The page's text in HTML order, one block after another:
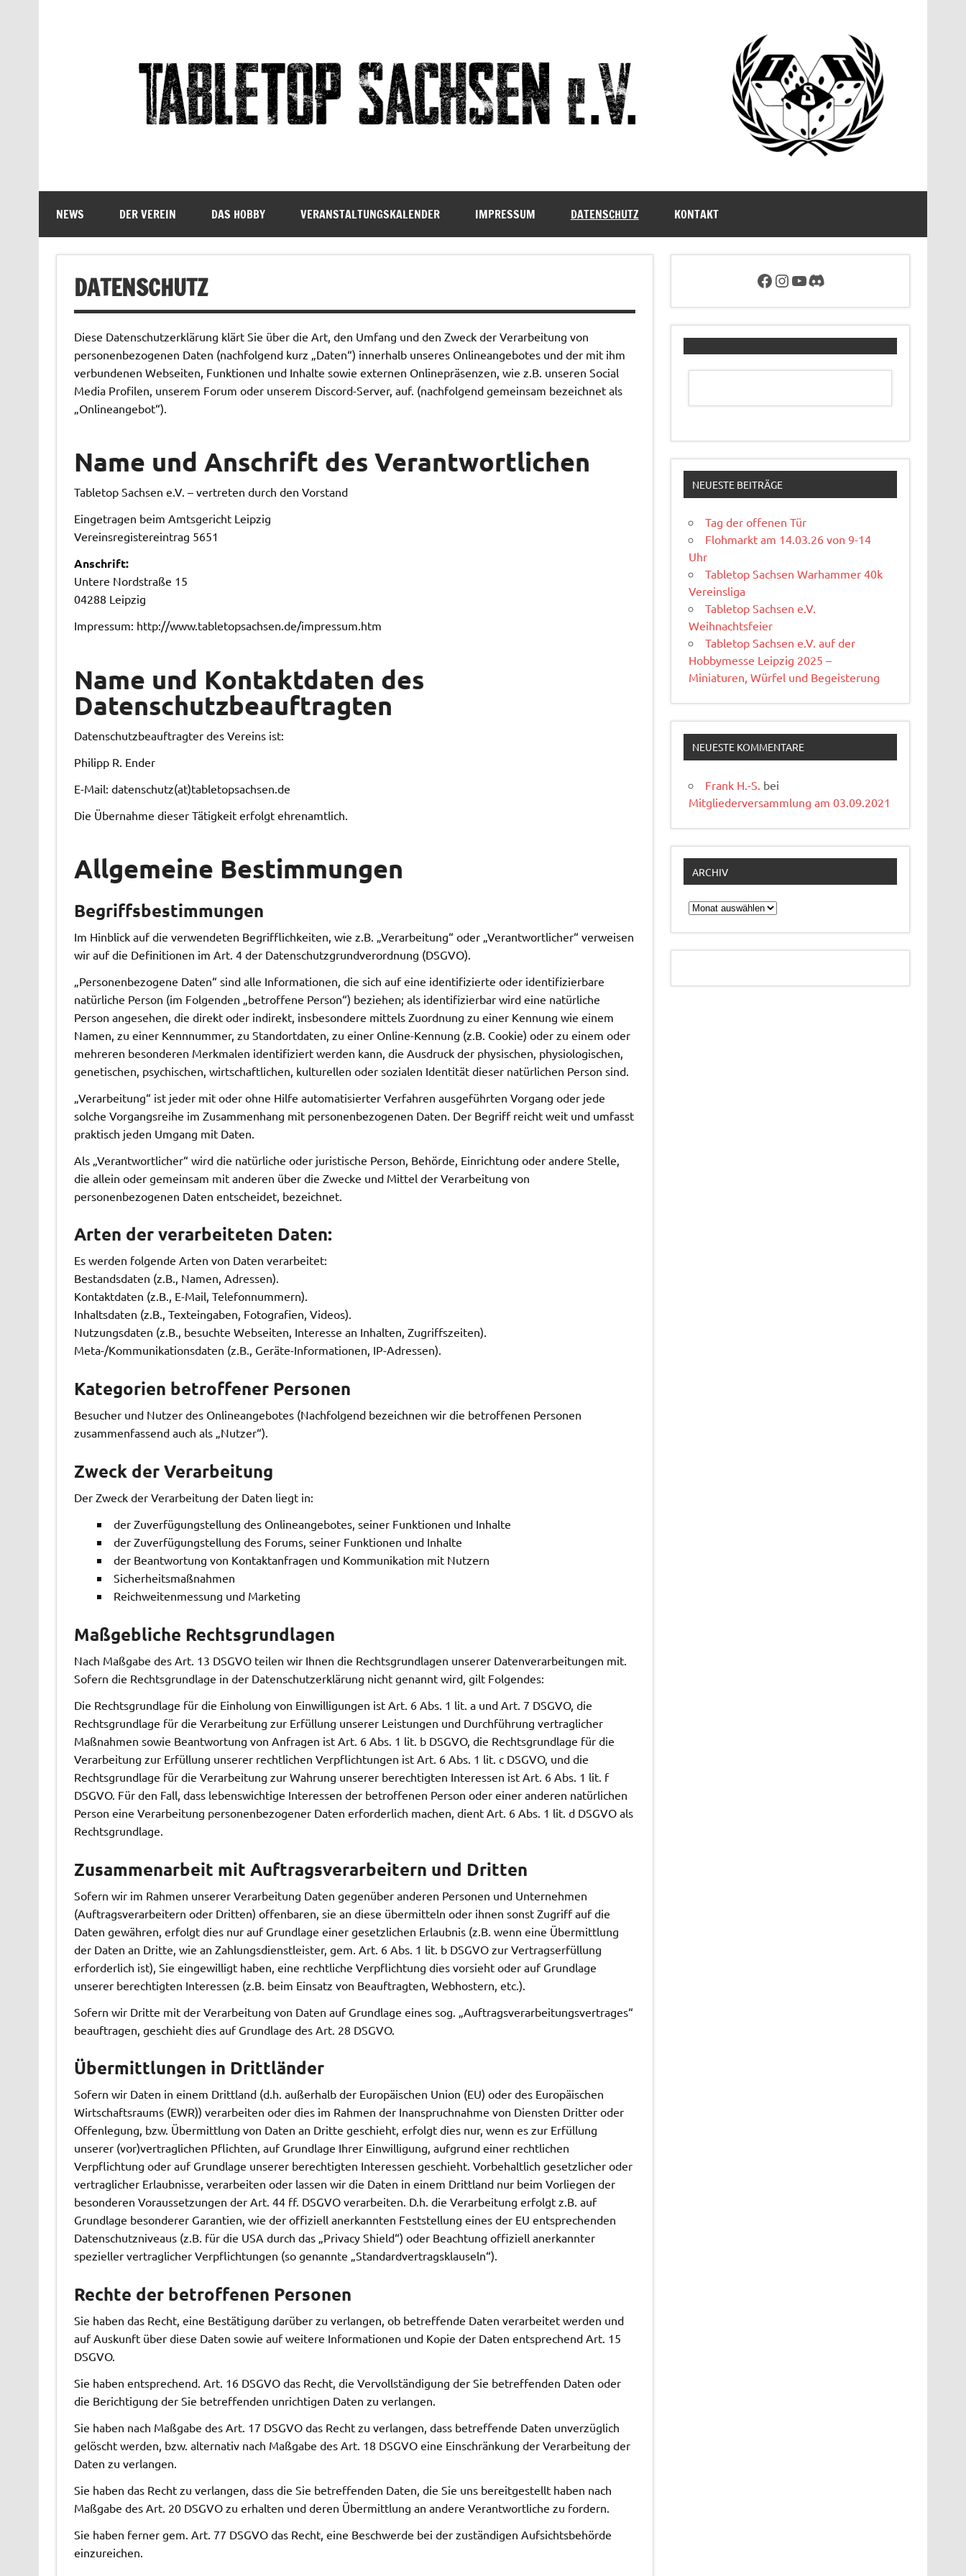
NEWS DER VEREIN DAS HOBBY VERANSTALTUNGSKALENDER IMPRESSUM DATENSCHUTZ KONTAKT
DATENSCHUTZ
Diese Datenschutzerklärung klärt Sie über die Art, den Umfang und den Zweck der Verarbeitung von
personenbezogenen Daten (nachfolgend kurz „Daten“) innerhalb unseres Onlineangebotes und der mit ihm
verbundenen Webseiten, Funktionen und Inhalte sowie externen Onlinepräsenzen, wie z.B. unseren Social
Media Profilen, unserem Forum oder unserem Discord-Server, auf. (nachfolgend gemeinsam bezeichnet als
„Onlineangebot“).
Name und Anschrift des Verantwortlichen
Tabletop Sachsen e.V. – vertreten durch den Vorstand
Eingetragen beim Amtsgericht Leipzig
Vereinsregistereintrag 5651
Anschrift:
Untere Nordstraße 15
04288 Leipzig
Impressum: http://www.tabletopsachsen.de/impressum.htm
Name und Kontaktdaten des
Datenschutzbeauftragten
Datenschutzbeauftragter des Vereins ist:
Philipp R. Ender
E-Mail: datenschutz(at)tabletopsachsen.de
Die Übernahme dieser Tätigkeit erfolgt ehrenamtlich.
Allgemeine Bestimmungen
Begriffsbestimmungen
Im Hinblick auf die verwendeten Begrifflichkeiten, wie z.B. „Verarbeitung“ oder „Verantwortlicher“ verweisen
wir auf die Definitionen im Art. 4 der Datenschutzgrundverordnung (DSGVO).
„Personenbezogene Daten“ sind alle Informationen, die sich auf eine identifizierte oder identifizierbare
natürliche Person (im Folgenden „betroffene Person“) beziehen; als identifizierbar wird eine natürliche
Person angesehen, die direkt oder indirekt, insbesondere mittels Zuordnung zu einer Kennung wie einem
Namen, zu einer Kennnummer, zu Standortdaten, zu einer Online-Kennung (z.B. Cookie) oder zu einem oder
mehreren besonderen Merkmalen identifiziert werden kann, die Ausdruck der physischen, physiologischen,
genetischen, psychischen, wirtschaftlichen, kulturellen oder sozialen Identität dieser natürlichen Person sind.
„Verarbeitung“ ist jeder mit oder ohne Hilfe automatisierter Verfahren ausgeführten Vorgang oder jede
solche Vorgangsreihe im Zusammenhang mit personenbezogenen Daten. Der Begriff reicht weit und umfasst
praktisch jeden Umgang mit Daten.
Als „Verantwortlicher“ wird die natürliche oder juristische Person, Behörde, Einrichtung oder andere Stelle,
die allein oder gemeinsam mit anderen über die Zwecke und Mittel der Verarbeitung von
personenbezogenen Daten entscheidet, bezeichnet.
Arten der verarbeiteten Daten:
Es werden folgende Arten von Daten verarbeitet:
Bestandsdaten (z.B., Namen, Adressen).
Kontaktdaten (z.B., E-Mail, Telefonnummern).
Inhaltsdaten (z.B., Texteingaben, Fotografien, Videos).
Nutzungsdaten (z.B., besuchte Webseiten, Interesse an Inhalten, Zugriffszeiten).
Meta-/Kommunikationsdaten (z.B., Geräte-Informationen, IP-Adressen).
Kategorien betroffener Personen
Besucher und Nutzer des Onlineangebotes (Nachfolgend bezeichnen wir die betroffenen Personen
zusammenfassend auch als „Nutzer“).
Zweck der Verarbeitung
Der Zweck der Verarbeitung der Daten liegt in:
der Zuverfügungstellung des Onlineangebotes, seiner Funktionen und Inhalte
der Zuverfügungstellung des Forums, seiner Funktionen und Inhalte
der Beantwortung von Kontaktanfragen und Kommunikation mit Nutzern
Sicherheitsmaßnahmen
Reichweitenmessung und Marketing
Maßgebliche Rechtsgrundlagen
Nach Maßgabe des Art. 13 DSGVO teilen wir Ihnen die Rechtsgrundlagen unserer Datenverarbeitungen mit.
Sofern die Rechtsgrundlage in der Datenschutzerklärung nicht genannt wird, gilt Folgendes:
Die Rechtsgrundlage für die Einholung von Einwilligungen ist Art. 6 Abs. 1 lit. a und Art. 7 DSGVO, die
Rechtsgrundlage für die Verarbeitung zur Erfüllung unserer Leistungen und Durchführung vertraglicher
Maßnahmen sowie Beantwortung von Anfragen ist Art. 6 Abs. 1 lit. b DSGVO, die Rechtsgrundlage für die
Verarbeitung zur Erfüllung unserer rechtlichen Verpflichtungen ist Art. 6 Abs. 1 lit. c DSGVO, und die
Rechtsgrundlage für die Verarbeitung zur Wahrung unserer berechtigten Interessen ist Art. 6 Abs. 1 lit. f
DSGVO. Für den Fall, dass lebenswichtige Interessen der betroffenen Person oder einer anderen natürlichen
Person eine Verarbeitung personenbezogener Daten erforderlich machen, dient Art. 6 Abs. 1 lit. d DSGVO als
Rechtsgrundlage.
Zusammenarbeit mit Auftragsverarbeitern und Dritten
Sofern wir im Rahmen unserer Verarbeitung Daten gegenüber anderen Personen und Unternehmen
(Auftragsverarbeitern oder Dritten) offenbaren, sie an diese übermitteln oder ihnen sonst Zugriff auf die
Daten gewähren, erfolgt dies nur auf Grundlage einer gesetzlichen Erlaubnis (z.B. wenn eine Übermittlung
der Daten an Dritte, wie an Zahlungsdienstleister, gem. Art. 6 Abs. 1 lit. b DSGVO zur Vertragserfüllung
erforderlich ist), Sie eingewilligt haben, eine rechtliche Verpflichtung dies vorsieht oder auf Grundlage
unserer berechtigten Interessen (z.B. beim Einsatz von Beauftragten, Webhostern, etc.).
Sofern wir Dritte mit der Verarbeitung von Daten auf Grundlage eines sog. „Auftragsverarbeitungsvertrages“
beauftragen, geschieht dies auf Grundlage des Art. 28 DSGVO.
Übermittlungen in Drittländer
Sofern wir Daten in einem Drittland (d.h. außerhalb der Europäischen Union (EU) oder des Europäischen
Wirtschaftsraums (EWR)) verarbeiten oder dies im Rahmen der Inanspruchnahme von Diensten Dritter oder
Offenlegung, bzw. Übermittlung von Daten an Dritte geschieht, erfolgt dies nur, wenn es zur Erfüllung
unserer (vor)vertraglichen Pflichten, auf Grundlage Ihrer Einwilligung, aufgrund einer rechtlichen
Verpflichtung oder auf Grundlage unserer berechtigten Interessen geschieht. Vorbehaltlich gesetzlicher oder
vertraglicher Erlaubnisse, verarbeiten oder lassen wir die Daten in einem Drittland nur beim Vorliegen der
besonderen Voraussetzungen der Art. 44 ff. DSGVO verarbeiten. D.h. die Verarbeitung erfolgt z.B. auf
Grundlage besonderer Garantien, wie der offiziell anerkannten Feststellung eines der EU entsprechenden
Datenschutzniveaus (z.B. für die USA durch das „Privacy Shield“) oder Beachtung offiziell anerkannter
spezieller vertraglicher Verpflichtungen (so genannte „Standardvertragsklauseln“).
Rechte der betroffenen Personen
Sie haben das Recht, eine Bestätigung darüber zu verlangen, ob betreffende Daten verarbeitet werden und
auf Auskunft über diese Daten sowie auf weitere Informationen und Kopie der Daten entsprechend Art. 15
DSGVO.
Sie haben entsprechend. Art. 16 DSGVO das Recht, die Vervollständigung der Sie betreffenden Daten oder
die Berichtigung der Sie betreffenden unrichtigen Daten zu verlangen.
Sie haben nach Maßgabe des Art. 17 DSGVO das Recht zu verlangen, dass betreffende Daten unverzüglich
gelöscht werden, bzw. alternativ nach Maßgabe des Art. 18 DSGVO eine Einschränkung der Verarbeitung der
Daten zu verlangen.
Sie haben das Recht zu verlangen, dass die Sie betreffenden Daten, die Sie uns bereitgestellt haben nach
Maßgabe des Art. 20 DSGVO zu erhalten und deren Übermittlung an andere Verantwortliche zu fordern.
Sie haben ferner gem. Art. 77 DSGVO das Recht, eine Beschwerde bei der zuständigen Aufsichtsbehörde
einzureichen.
Facebookseite des Tabletop Sachsen e.V.Link zum Instagram Account von Tabletop Sachsen
Link zum YouTube-Account von Tabletop Sachsen
Discord
NEUESTE BEITRÄGE
Tag der offenen Tür
Flohmarkt am 14.03.26 von 9-14
Uhr
Tabletop Sachsen Warhammer 40k
Vereinsliga
Tabletop Sachsen e.V.
Weihnachtsfeier
Tabletop Sachsen e.V. auf der
Hobbymesse Leipzig 2025 –
Miniaturen, Würfel und Begeisterung
NEUESTE KOMMENTARE
Frank H.-S. bei
Mitgliederversammlung am 03.09.2021
ARCHIV
Archiv